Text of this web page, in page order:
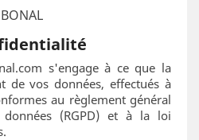
s'engage à ce que la
de vos données, effectués à
au règlement général
(RGPD) et à la loi